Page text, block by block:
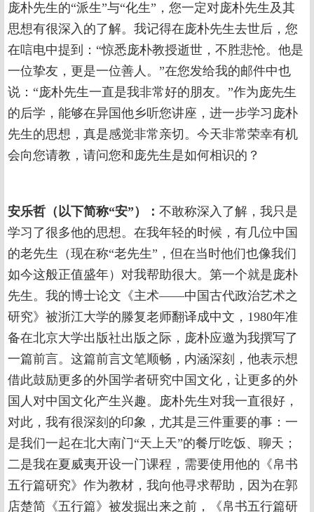
庞朴先生的“派生”与“化生”，您一定对庞朴先生及其
思想有很深入的了解。我记得在庞朴先生去世后，您
在唁电中提到：“惊悉庞朴教授逝世，不胜悲怆。他是
一位挚友，更是一位善人。”在您发给我的邮件中也
说：“庞朴先生一直是我非常好的朋友。”作为庞先生
的后学，能够在异国他乡听您讲座，进一步学习庞朴
先生的思想，真是感觉非常亲切。今天非常荣幸有机
会向您请教，请问您和庞先生是如何相识的？
安乐哲（以下简称“安”）： 不敢称深入了解，我只是
学习了很多他的思想。在我年轻的时候，有几位中国
的老先生（现在称“老先生”，但在当时他们也像我们
如今这般正值盛年）对我帮助很大。第一个就是庞朴
先生。我的博士论文《主术——中国古代政治艺术之
研究》被浙江大学的滕复老师翻译成中文，1980年准
备在北京大学出版社出版之际，庞朴应邀为我撰写了
一篇前言。这篇前言文笔顺畅，内涵深刻，他表示想
借此鼓励更多的外国学者研究中国文化，让更多的外
国人对中国文化产生兴趣。庞朴先生对我一直很好，
对此，我有很深刻的印象，尤其是三件重要的事：一
是我们一起在北大南门“天上天”的餐厅吃饭、聊天；
二是我在夏威夷开设一门课程，需要使用他的《帛书
五行篇研究》作为教材，我向他寻求帮助，因为在郭
店楚简《五行篇》被发掘出来之前，《帛书五行篇研